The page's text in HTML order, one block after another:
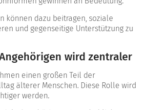
können dazu beitragen, soziale
und gegenseitige Unterstützung zu
wird zentraler
einen großen Teil der
älterer Menschen. Diese Rolle wird
werden.